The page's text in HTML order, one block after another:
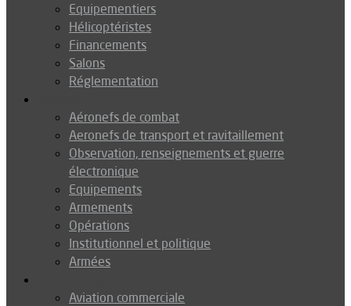
Equipementiers
Hélicoptéristes
Financements
Salons
Réglementation
Aéronefs de combat
Aeronefs de transport et ravitaillement
Observation, renseignements et guerre
électronique
Equipements
Armements
Opérations
Institutionnel et politique
Armées
Aviation commerciale